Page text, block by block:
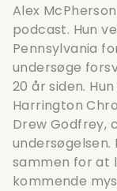
Alex
podcast. Hun
Pennsylvania
undersøge
20 år siden.
Harrington
Drew Godfrey,
sammen for at
kommende